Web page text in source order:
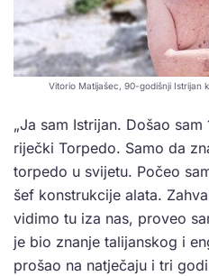
Vitorio Matijašec, 90-godišnji Istrijan
„Ja sam Istrijan. Došao
riječki Torpedo. Samo da
torpedo u svijetu. Počeo
šef konstrukcije alata.
vidimo tu iza nas, proveo
je bio znanje talijanskog i
prošao na natječaju i tri